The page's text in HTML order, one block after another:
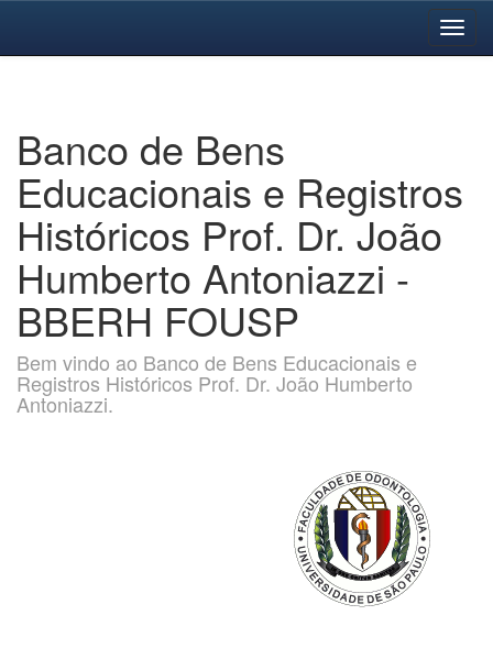
Banco de Bens
Educacionais e Registros
Históricos Prof. Dr. João
Humberto Antoniazzi -
BBERH FOUSP
Bem vindo ao Banco de Bens Educacionais e
Registros Históricos Prof. Dr. João Humberto
Antoniazzi.